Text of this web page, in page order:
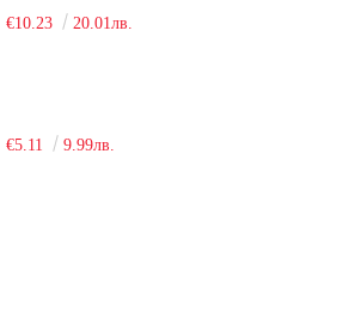
€10.23
20.01лв.
€5.11 9.99лв.